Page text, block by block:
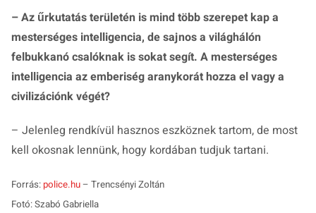
– Az űrkutatás területén is mind több szerepet kap a
mesterséges intelligencia, de sajnos a világhálón
felbukkanó csalóknak is sokat segít. A mesterséges
intelligencia az emberiség aranykorát hozza el vagy a
civilizációnk végét?
– Jelenleg rendkívül hasznos eszköznek tartom, de most
kell okosnak lennünk, hogy kordában tudjuk tartani.
Forrás: police.hu– Trencsényi Zoltán
Fotó: Szabó Gabriella